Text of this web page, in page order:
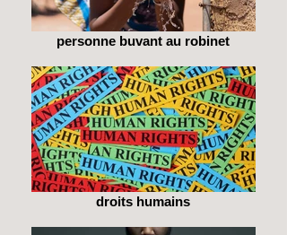
personne buvant au robinet
droits humains